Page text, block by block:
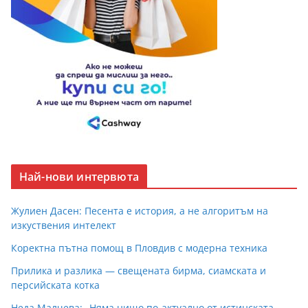
Най-нови интервюта
Жулиен Дасен: Песента е история, а не алгоритъм на
изкуствения интелект
Коректна пътна помощ в Пловдив с модерна техника
Прилика и разлика — свещената бирма, сиамската и
персийската котка